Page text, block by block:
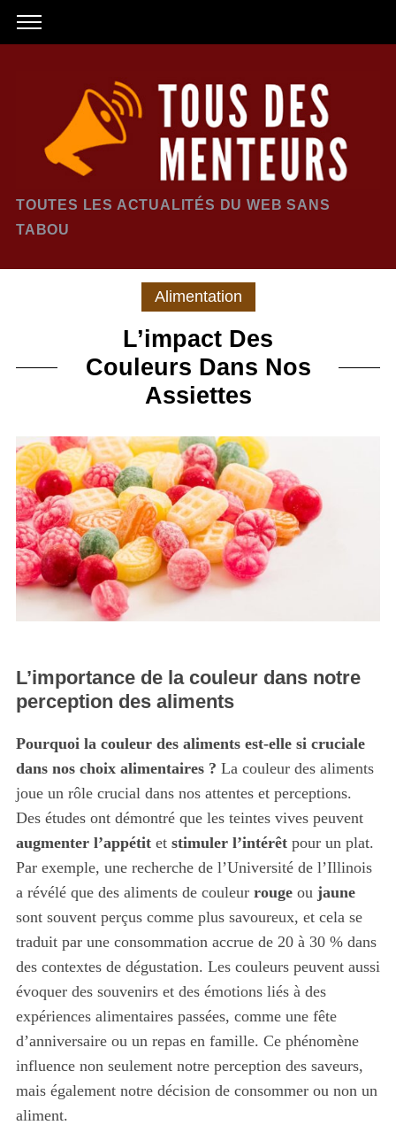
TOUTES LES ACTUALITÉS DU WEB SANS
TABOU
Alimentation
L’impact Des
Couleurs Dans Nos
Assiettes
L’importance de la couleur dans notre
perception des aliments
Pourquoi la couleur des aliments est-elle si cruciale
dans nos choix alimentaires ? La couleur des aliments
joue un rôle crucial dans nos attentes et perceptions.
Des études ont démontré que les teintes vives peuvent
augmenter l’appétitet stimuler l’intérêtpour un plat.
Par exemple, une recherche de l’Université de l’Illinois
a révélé que des aliments de couleur rougeou jaune
sont souvent perçus comme plus savoureux, et cela se
traduit par une consommation accrue de 20 à 30 % dans
des contextes de dégustation. Les couleurs peuvent aussi
évoquer des souvenirs et des émotions liés à des
expériences alimentaires passées, comme une fête
d’anniversaire ou un repas en famille. Ce phénomène
influence non seulement notre perception des saveurs,
mais également notre décision de consommer ou non un
aliment.